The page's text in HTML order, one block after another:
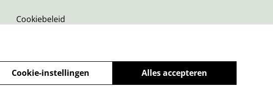
Cookiebeleid
Alles accepteren
Cookie-instellingen